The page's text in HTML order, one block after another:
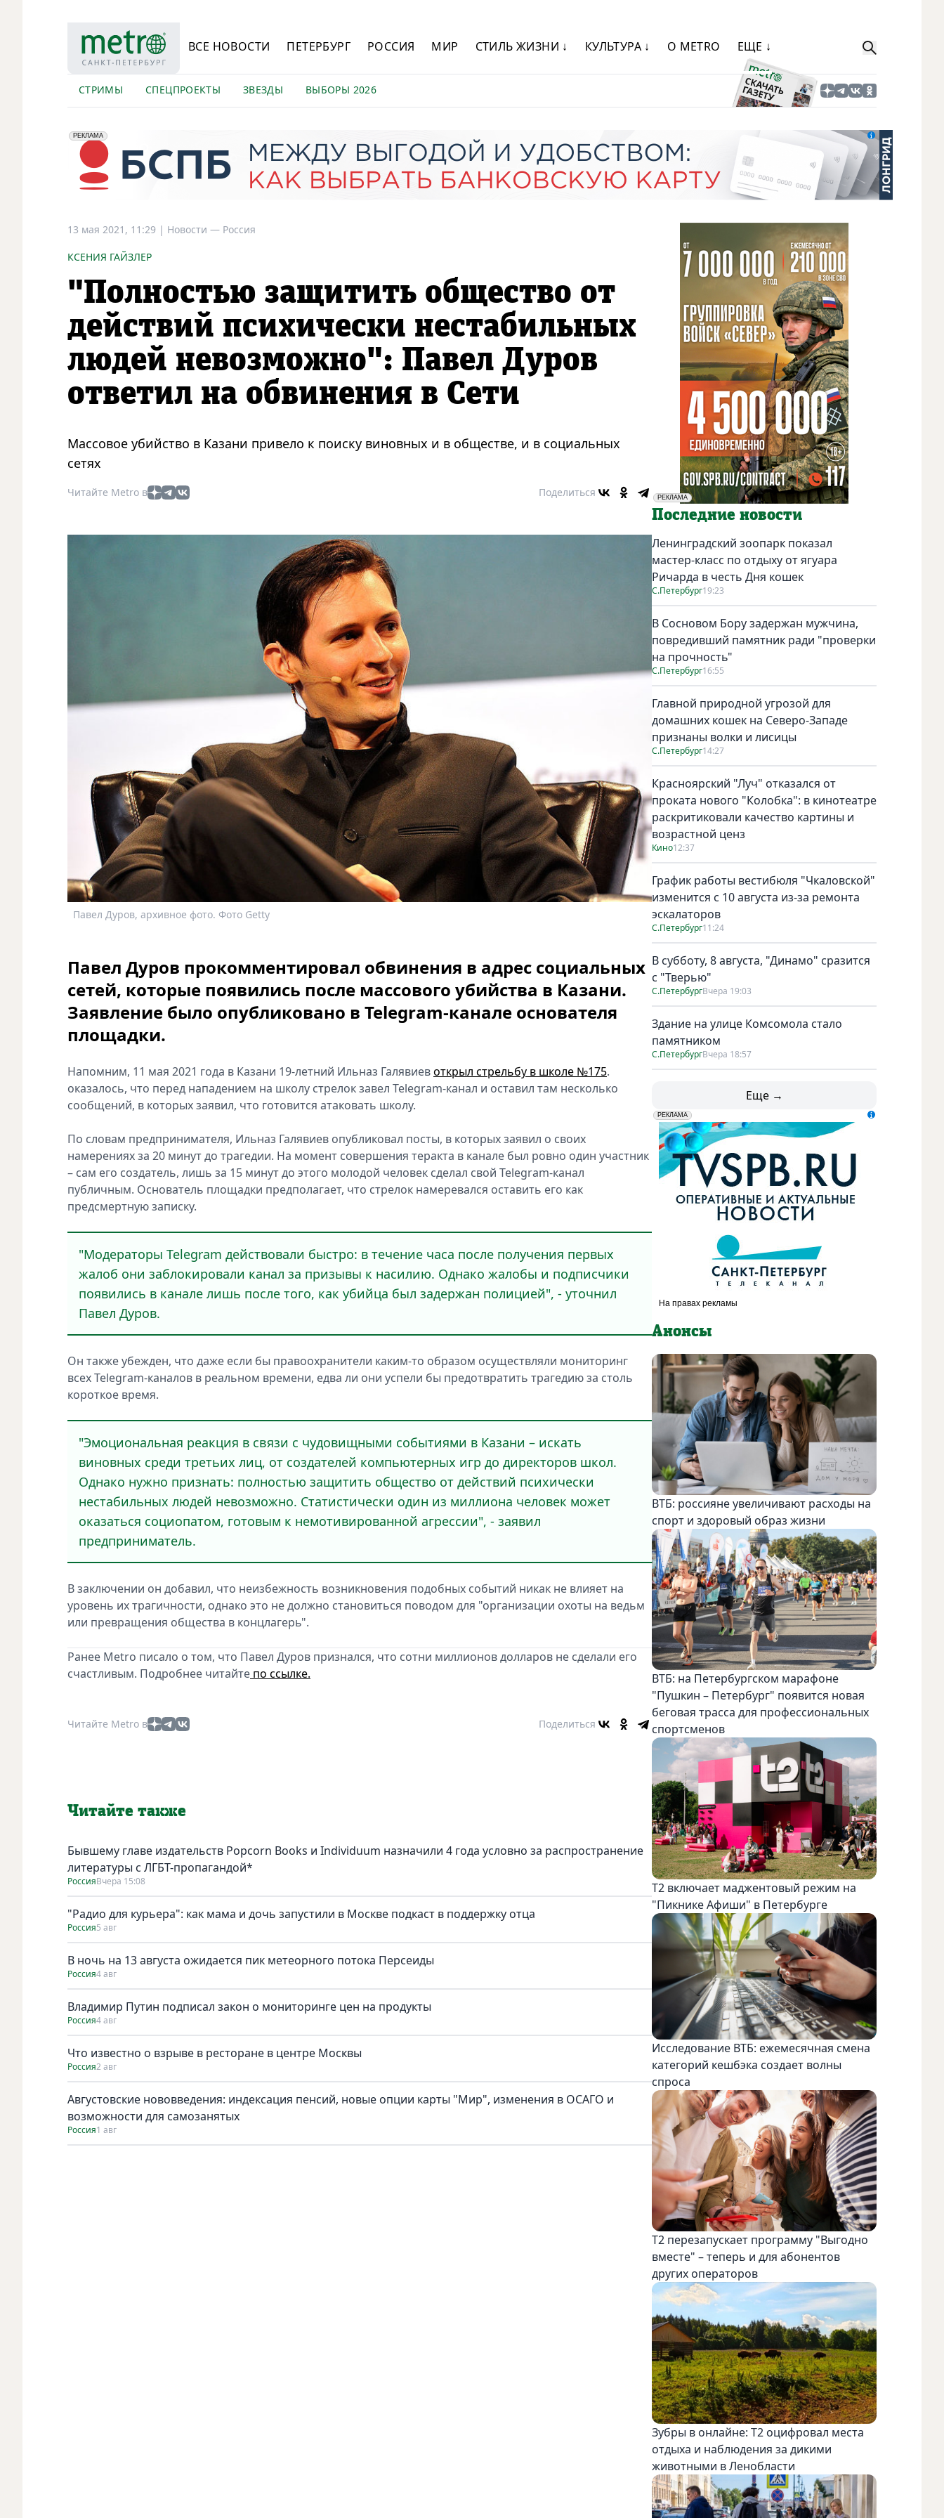
ВСЕ НОВОСТИ ПЕТЕРБУРГ РОССИЯ МИР СТИЛЬ ЖИЗНИ ↓ КУЛЬТУРА ↓ О METRO ЕЩЕ ↓
СТРИМЫ СПЕЦПРОЕКТЫ ЗВЕЗДЫ ВЫБОРЫ 2026
erid: 2VfnxyFybV5
РЕКЛАМА
ПАО "Банк "Санкт-Петербург", ИНН: 7831000027
13 мая 2021, 11:29 | Новости — Россия
КСЕНИЯ ГАЙЗЛЕР
"Полностью защитить общество от
действий психически нестабильных
людей невозможно": Павел Дуров
ответил на обвинения в Сети
Массовое убийство в Казани привело к поиску виновных и в обществе, и в социальных
сетях
Читайте Metro в Поделиться
Павел Дуров, архивное фото. Фото Getty
Павел Дуров прокомментировал обвинения в адрес социальных
сетей, которые появились после массового убийства в Казани.
Заявление было опубликовано в Telegram-канале основателя
площадки.
Напомним, 11 мая 2021 года в Казани 19-летний Ильназ Галявиевоткрыл стрельбу в школе №175.
оказалось, что перед нападением на школу стрелок завел Telegram-канал и оставил там несколько
сообщений, в которых заявил, что готовится атаковать школу.
По словам предпринимателя, Ильназ Галявиев опубликовал посты, в которых заявил о своих
намерениях за 20 минут до трагедии. На момент совершения теракта в канале был ровно один участник
– сам его создатель, лишь за 15 минут до этого молодой человек сделал свой Telegram-канал
публичным. Основатель площадки предполагает, что стрелок намеревался оставить его как
предсмертную записку.
"Модераторы Telegram действовали быстро: в течение часа после получения первых
жалоб они заблокировали канал за призывы к насилию. Однако жалобы и подписчики
появились в канале лишь после того, как убийца был задержан полицией", - уточнил
Павел Дуров.
Он также убежден, что даже если бы правоохранители каким-то образом осуществляли мониторинг
всех Telegram-каналов в реальном времени, едва ли они успели бы предотвратить трагедию за столь
короткое время.
"Эмоциональная реакция в связи с чудовищными событиями в Казани – искать
виновных среди третьих лиц, от создателей компьютерных игр до директоров школ.
Однако нужно признать: полностью защитить общество от действий психически
нестабильных людей невозможно. Статистически один из миллиона человек может
оказаться социопатом, готовым к немотивированной агрессии", - заявил
предприниматель.
В заключении он добавил, что неизбежность возникновения подобных событий никак не влияет на
уровень их трагичности, однако это не должно становиться поводом для "организации охоты на ведьм
или превращения общества в концлагерь".
Ранее Metro писало о том, что Павел Дуров признался, что сотни миллионов долларов не сделали его
счастливым. Подробнее читайте по ссылке.
Читайте Metro в Поделиться
Читайте также
Бывшему главе издательств Popcorn Books и Individuum назначили 4 года условно за распространение
литературы с ЛГБТ-пропагандой*
РоссияВчера 15:08
"Радио для курьера": как мама и дочь запустили в Москве подкаст в поддержку отца
Россия5 авг
В ночь на 13 августа ожидается пик метеорного потока Персеиды
Россия4 авг
Владимир Путин подписал закон о мониторинге цен на продукты
Россия4 авг
Что известно о взрыве в ресторане в центре Москвы
Россия2 авг
Августовские нововведения: индексация пенсий, новые опции карты "Мир", изменения в ОСАГО и
возможности для самозанятых
Россия1 авг
РЕКЛАМА
Социальная реклама
Последние новости
Ленинградский зоопарк показал
мастер-класс по отдыху от ягуара
Ричарда в честь Дня кошек
С.Петербург19:23
В Сосновом Бору задержан мужчина,
повредивший памятник ради "проверки
на прочность"
С.Петербург16:55
Главной природной угрозой для
домашних кошек на Северо-Западе
признаны волки и лисицы
С.Петербург14:27
Красноярский "Луч" отказался от
проката нового "Колобка": в кинотеатре
раскритиковали качество картины и
возрастной ценз
Кино12:37
График работы вестибюля "Чкаловской"
изменится с 10 августа из-за ремонта
эскалаторов
С.Петербург11:24
В субботу, 8 августа, "Динамо" сразится
с "Тверью"
С.ПетербургВчера 19:03
Здание на улице Комсомола стало
памятником
С.ПетербургВчера 18:57
Еще →
erid: LdtCK5udn
РЕКЛАМА
АО "ГАТР", ИНН: 7841320717
Анонсы
ВТБ: россияне увеличивают расходы на
спорт и здоровый образ жизни
ВТБ: на Петербургском марафоне
"Пушкин – Петербург" появится новая
беговая трасса для профессиональных
спортсменов
Т2 включает маджентовый режим на
"Пикнике Афиши" в Петербурге
Исследование ВТБ: ежемесячная смена
категорий кешбэка создает волны
спроса
Т2 перезапускает программу "Выгодно
вместе" – теперь и для абонентов
других операторов
Зубры в онлайне: Т2 оцифровал места
отдыха и наблюдения за дикими
животными в Ленобласти